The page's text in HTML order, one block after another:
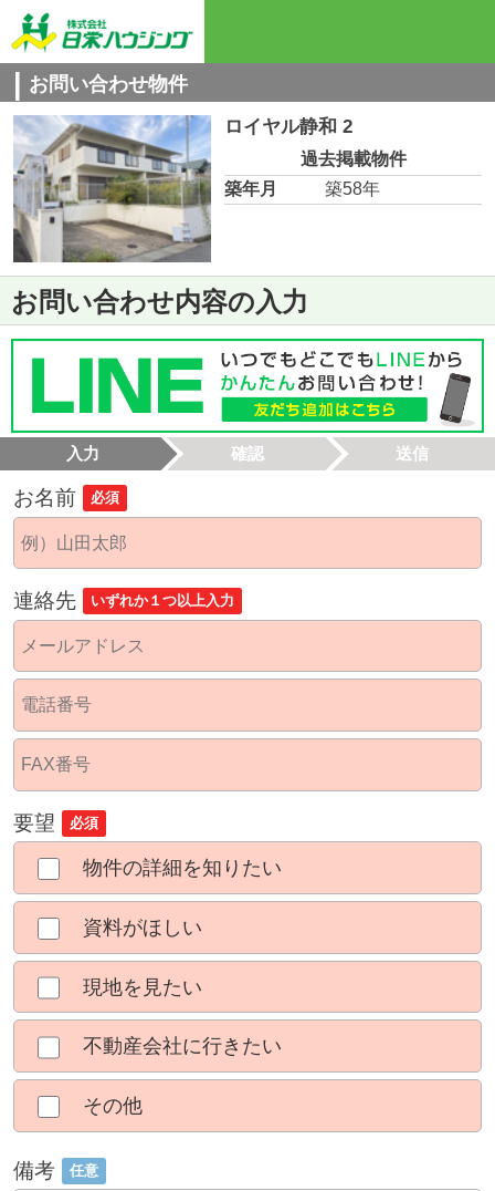
お問い合わせ物件
ロイヤル静和 2
過去掲載物件
築年月
築58年
お問い合わせ内容の入力
入力 確認 送信
お名前 必須
連絡先 いずれか１つ以上入力
要望 必須
物件の詳細を知りたい
資料がほしい
現地を見たい
不動産会社に行きたい
その他
備考 任意